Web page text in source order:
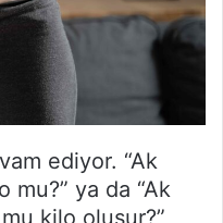
ediyor. “Ak
mu?” ya da “Ak
kilo oluşur?”